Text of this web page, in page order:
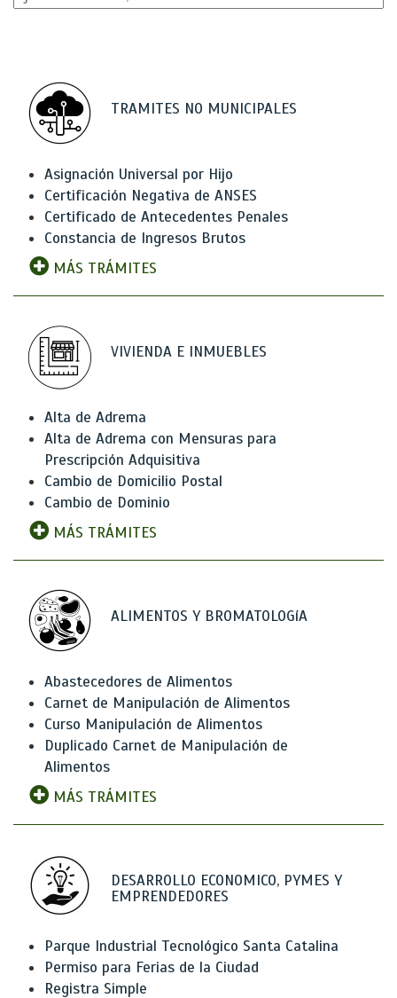
TRAMITES NO MUNICIPALES
Asignación Universal por Hijo
Certificación Negativa de ANSES
Certificado de Antecedentes Penales
Constancia de Ingresos Brutos
MÁS TRÁMITES
VIVIENDA E INMUEBLES
Alta de Adrema
Alta de Adrema con Mensuras para
Prescripción Adquisitiva
Cambio de Domicilio Postal
Cambio de Dominio
MÁS TRÁMITES
ALIMENTOS Y BROMATOLOGíA
Abastecedores de Alimentos
Carnet de Manipulación de Alimentos
Curso Manipulación de Alimentos
Duplicado Carnet de Manipulación de
Alimentos
MÁS TRÁMITES
DESARROLLO ECONOMICO, PYMES Y
EMPRENDEDORES
Parque Industrial Tecnológico Santa Catalina
Permiso para Ferias de la Ciudad
Registra Simple